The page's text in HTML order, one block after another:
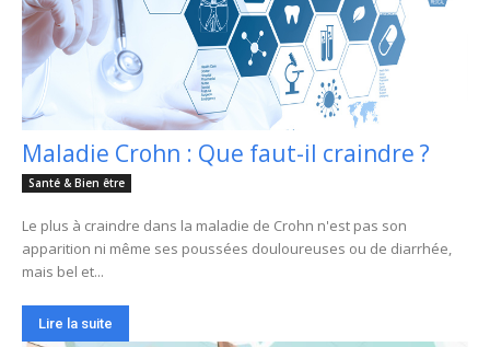
Maladie Crohn : Que faut-il craindre ?
Santé & Bien être
Le plus à craindre dans la maladie de Crohn n'est pas son
apparition ni même ses poussées douloureuses ou de diarrhée,
mais bel et...
Lire la suite